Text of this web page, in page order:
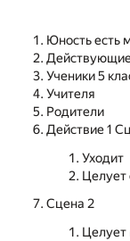
Юность есть
Действующие
Ученики 5
Учителя
Родители
Действие 1
Уходит
Целует
Сцена 2
Целует